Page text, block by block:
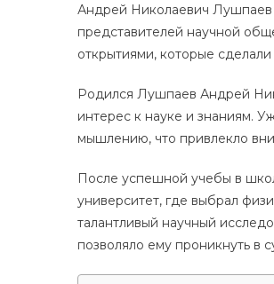
Андрей Николаевич Лушпаев
представителей научной
открытиями, которые
Родился Лушпаев Андрей
интерес к науке и знаниям.
мышлению, что привлекло
После успешной учебы в
университет, где выбрал
талантливый научный
позволяло ему проникнуть в